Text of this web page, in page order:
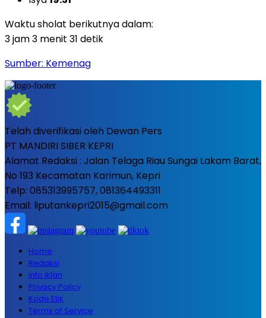
Waktu sholat berikutnya dalam:
3 jam 3 menit 29 detik
Sumber: Kemenag
Telah diverifikasi oleh Dewan Pers
PT MANDIRI SIBER KEPRI
Alamat Redaksi : Jalan Telaga Riau Sungai Lakam Barat,
No 193 Kecamatan Karimun, Kepri
Telp: 085313995757, 081364493311
Email: liputankepri2015@gmail.com
Home
Redaksi
Info iklan
Privacy Policy
Kode Etik
Terms of Service